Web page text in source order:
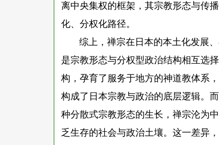
离中央集权的框架，其宗教形态与传
化、分权化路径。
综上，禅宗在日本的本土化发展
是宗教形态与分权型政治结构相互选
构，孕育了服务于地方的神道教体系
构成了日本宗教与政治的底层逻辑。
种分散式宗教形态的生长，禅宗沦为
乏生存的社会与政治土壤。这一差异